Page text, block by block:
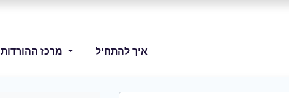
מרכז ההורדות איך להתחיל